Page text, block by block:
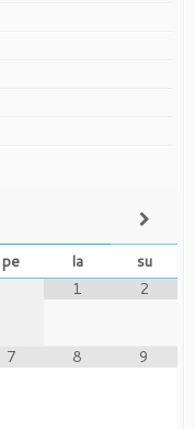
pe la
su
1
2
7 8 9